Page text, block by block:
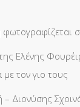
Ελένης
τον γιο τους
– Διονύσης